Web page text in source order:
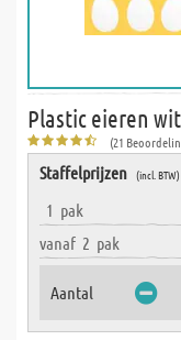
Plastic eieren wit
(21
Staffelprijzen (incl. BTW)
1 pak
vanaf 2 pak
Aantal